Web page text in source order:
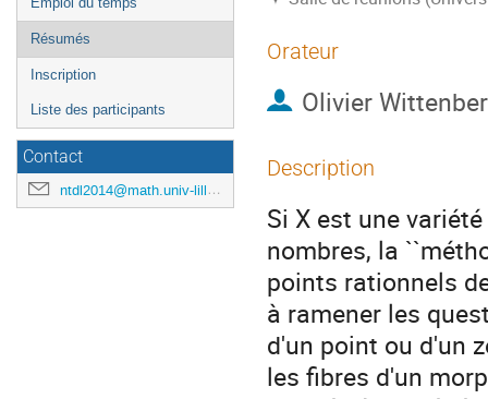
Résumés
Inscription
Liste des participants
Contact
ntdl2014@math.univ-lille1.fr
Orateur
Olivier
Description
Si X est une
nombres, la
points rationnels
à ramener les
d'un point ou d'un
les fibres d'un